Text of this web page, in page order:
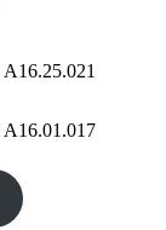
A16.25.021
А16.01.017